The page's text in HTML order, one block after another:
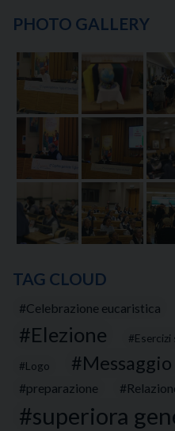
PHOTO GALLERY
TAG CLOUD
Celebrazione eucaristica
Elezione
Logo Messaggio
preparazione
superiora